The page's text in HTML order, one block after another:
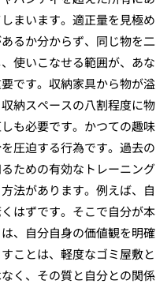
まいます。適正量を見極め
るか分からず、同じ物を二
使いこなせる範囲が、あな
です。収納家具から物が溢
納スペースの八割程度に物
も必要です。かつての趣味
圧迫する行為です。過去の
ための有効なトレーニング
法があります。例えば、自
はずです。そこで自分が本
、自分自身の価値観を明確
ことは、軽度なゴミ屋敷と
く、その質と自分との関係